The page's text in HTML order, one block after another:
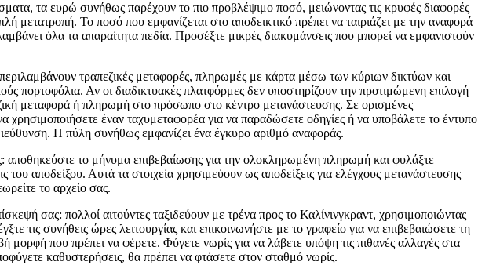
τα ευρώ συνήθως παρέχουν το πιο προβλέψιμο ποσό, μειώνοντας τις κρυφές διαφορές
μετατροπή. Το ποσό που εμφανίζεται στο αποδεικτικό πρέπει να ταιριάζει με την αναφορά
όλα τα απαραίτητα πεδία. Προσέξτε μικρές διακυμάνσεις που μπορεί να εμφανιστούν
τραπεζικές μεταφορές, πληρωμές με κάρτα μέσω των κύριων δικτύων και
πορτοφόλια. Αν οι διαδικτυακές πλατφόρμες δεν υποστηρίζουν την προτιμώμενη επιλογή
μεταφορά ή πληρωμή στο πρόσωπο στο κέντρο μετανάστευσης. Σε ορισμένες
χρησιμοποιήσετε έναν ταχυμεταφορέα για να παραδώσετε οδηγίες ή να υποβάλετε το έντυπο
Η πύλη συνήθως εμφανίζει ένα έγκυρο αριθμό αναφοράς.
αποθηκεύστε το μήνυμα επιβεβαίωσης για την ολοκληρωμένη πληρωμή και φυλάξτε
του αποδείξου. Αυτά τα στοιχεία χρησιμεύουν ως αποδείξεις για ελέγχους μετανάστευσης
το αρχείο σας.
σας: πολλοί αιτούντες ταξιδεύουν με τρένα προς το Καλίνινγκραντ, χρησιμοποιώντας
τις συνήθεις ώρες λειτουργίας και επικοινωνήστε με το γραφείο για να επιβεβαιώσετε τη
μορφή που πρέπει να φέρετε. Φύγετε νωρίς για να λάβετε υπόψη τις πιθανές αλλαγές στα
καθυστερήσεις, θα πρέπει να φτάσετε στον σταθμό νωρίς.